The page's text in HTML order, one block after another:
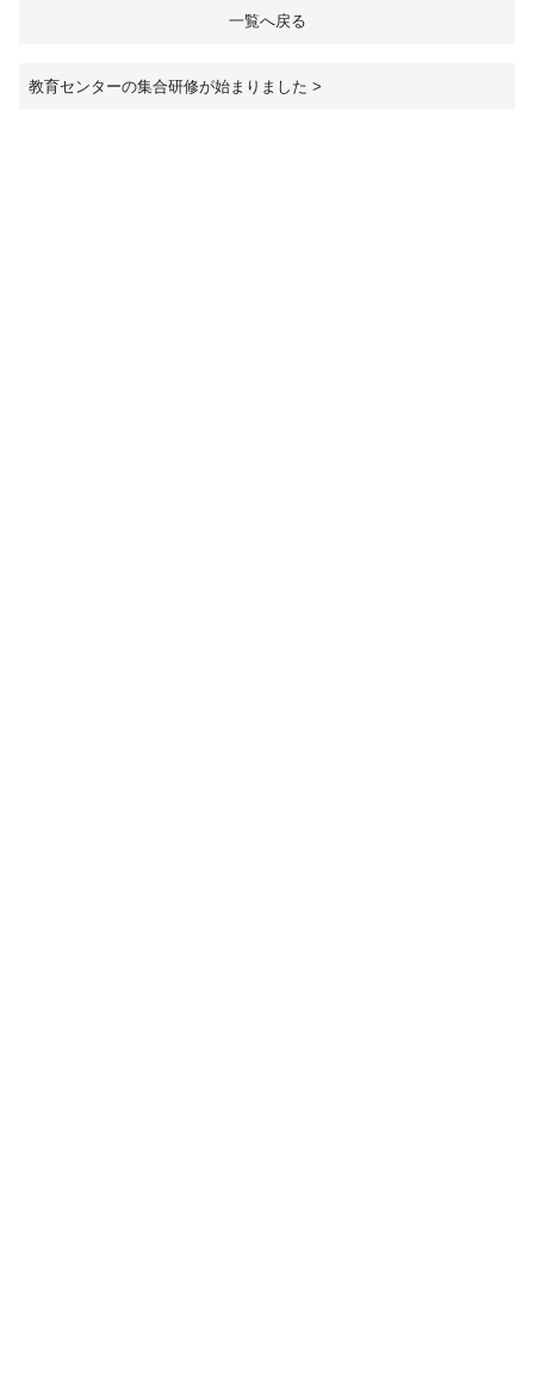
一覧へ戻る
教育センターの集合研修が始まりました >